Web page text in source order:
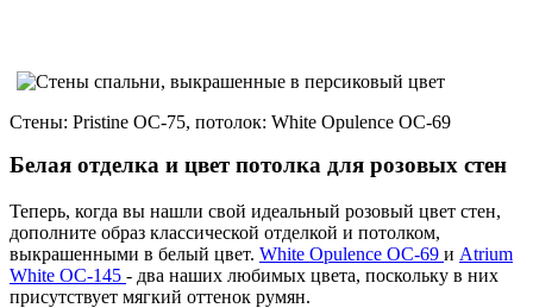
Стены: Pristine OC-75, потолок: White Opulence OC-69
Белая отделка и цвет потолка для розовых стен
Теперь, когда вы нашли свой идеальный розовый цвет стен,
дополните образ классической отделкой и потолком,
выкрашенными в белый цвет. White Opulence OC-69 и Atrium
White OC-145 - два наших любимых цвета, поскольку в них
присутствует мягкий оттенок румян.